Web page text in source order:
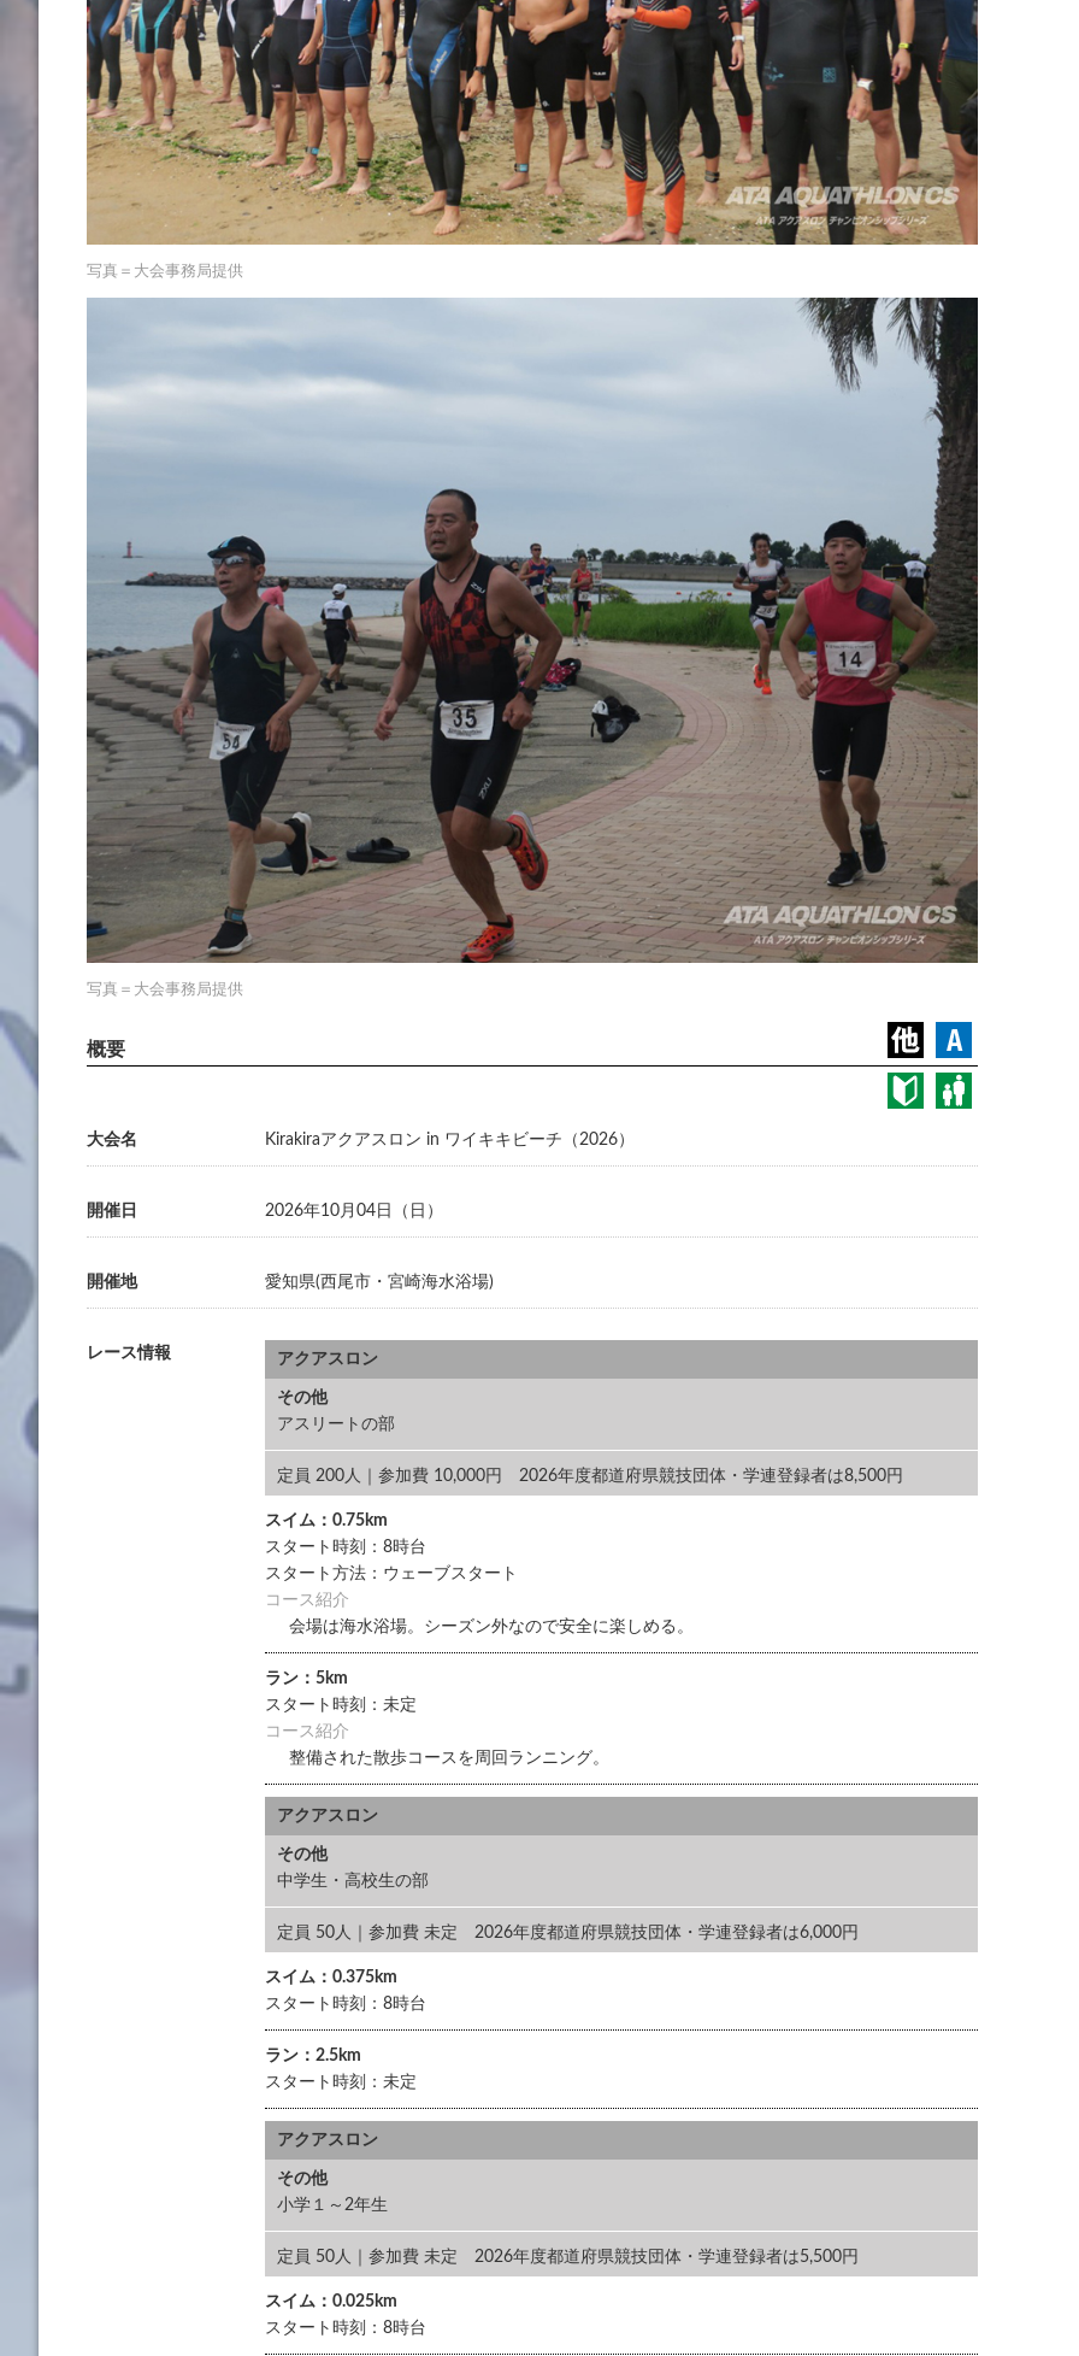
写真＝大会事務局提供
写真＝大会事務局提供
大会名 Kirakiraアクアスロン in ワイキキビーチ（2026）
開催日 2026年10月04日（日）
開催地 愛知県(西尾市・宮崎海水浴場)
レース情報 アクアスロン
その他
アスリートの部
定員 200人｜参加費 10,000円 2026年度都道府県競技団体・学連登録者は8,500円
スイム：0.75km
スタート時刻：8時台
スタート方法：ウェーブスタート
コース紹介
会場は海水浴場。シーズン外なので安全に楽しめる。
ラン：5km
スタート時刻：未定
コース紹介
整備された散歩コースを周回ランニング。
アクアスロン
その他
中学生・高校生の部
定員 50人｜参加費 未定 2026年度都道府県競技団体・学連登録者は6,000円
スイム：0.375km
スタート時刻：8時台
ラン：2.5km
スタート時刻：未定
アクアスロン
その他
小学１～2年生
定員 50人｜参加費 未定 2026年度都道府県競技団体・学連登録者は5,500円
スイム：0.025km
スタート時刻：8時台